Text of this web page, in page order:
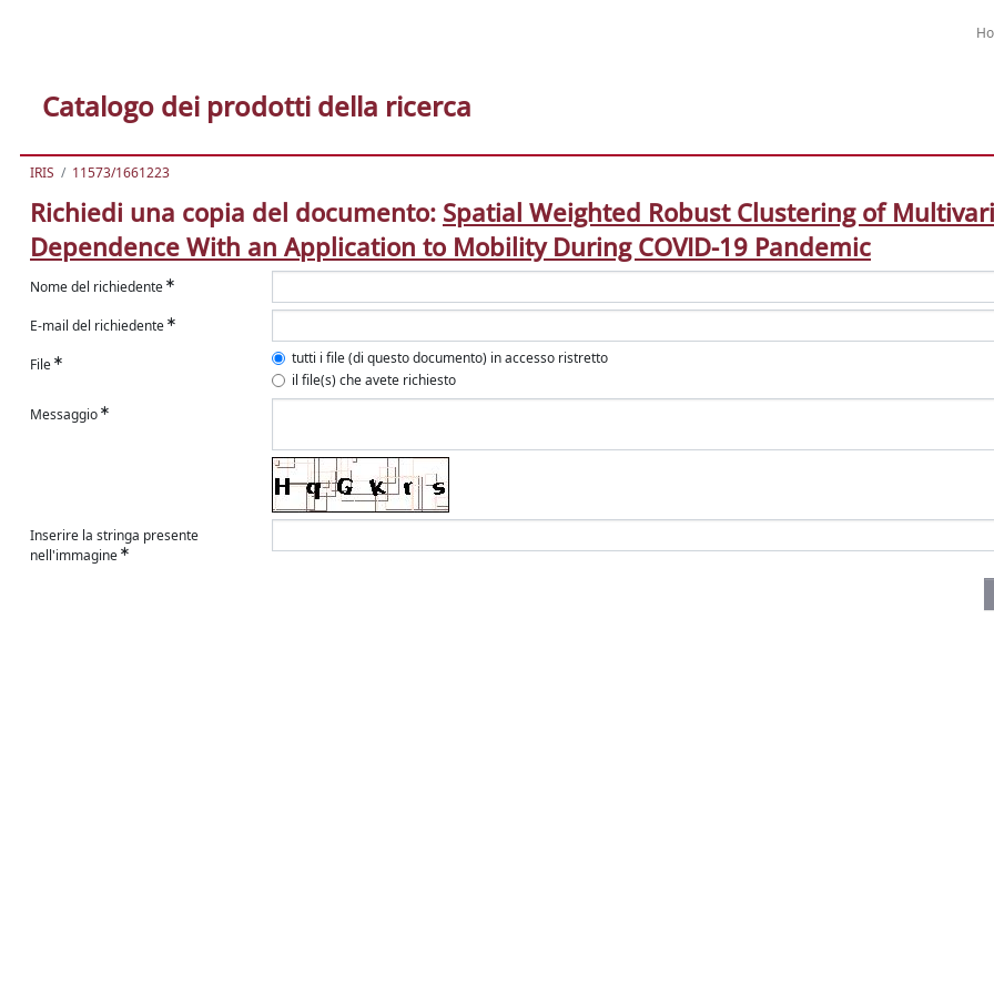
Catalogo dei prodotti della ricerca
IRIS 11573/1661223
Richiedi una copia del documento: Spatial Weighted Robust Clustering of
Dependence With an Application to Mobility During COVID-19 Pandemic
Nome del richiedente
E-mail del richiedente
File
tutti i file (di questo documento) in accesso ristretto
il file(s) che avete richiesto
Messaggio
Inserire la stringa presente
nell'immagine